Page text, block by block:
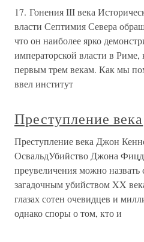
17. Гонения III века
власти Септимия Севера
что он наиболее ярко
императорской власти в Риме,
первым трем векам. Как мы
ввел институт
Преступление века
Преступление века Джон
ОсвальдУбийство Джона
преувеличения можно
загадочным убийством XX
глазах сотен очевидцев и
однако споры о том, кто и